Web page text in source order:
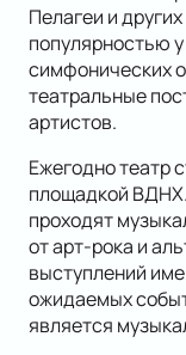
Пелагеи и
популярностью
симфонических
театральные
артистов.
Ежегодно театр
площадкой
проходят
от арт-рока и
выступлений
ожидаемых
является